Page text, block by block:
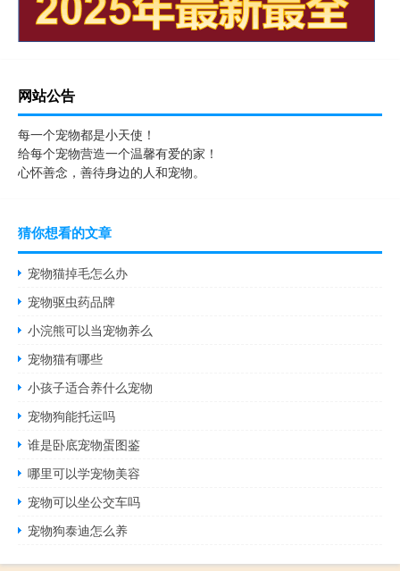
网站公告
每一个宠物都是小天使！
给每个宠物营造一个温馨有爱的家！
心怀善念，善待身边的人和宠物。
猜你想看的文章
宠物猫掉毛怎么办
宠物驱虫药品牌
小浣熊可以当宠物养么
宠物猫有哪些
小孩子适合养什么宠物
宠物狗能托运吗
谁是卧底宠物蛋图鉴
哪里可以学宠物美容
宠物可以坐公交车吗
宠物狗泰迪怎么养